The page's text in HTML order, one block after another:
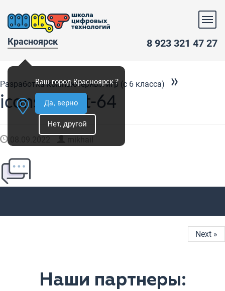
Красноярск
Ваш город Красноярск ?
Да, верно
Нет, другой
8 923 321 47 27
Разработка компьютерных игр (с 6 класса)
»
icons8-chat-64
Next »
Наши партнеры: